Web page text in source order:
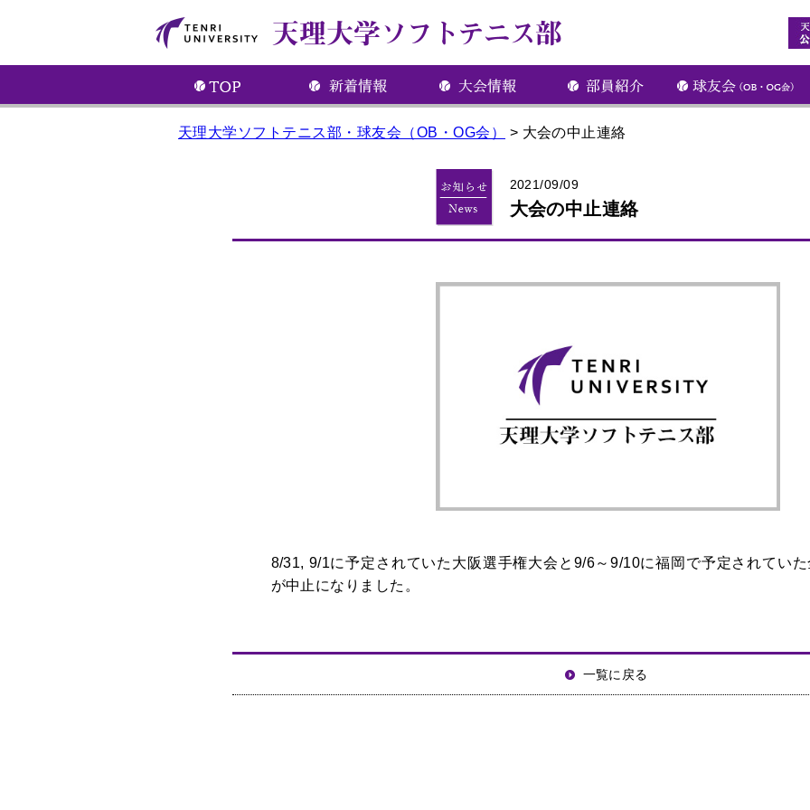
天理大学ソフトテニス部・球友会（OB・OG会） > 大会の中止連絡
2021/09/09
大会の中止連絡
8/31, 9/1に予定されていた大阪選手権大会と9/6～9/10に福岡で予定されてい
が中止になりました。
一覧に戻る